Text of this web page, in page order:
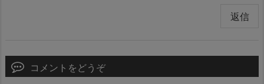
返信
コメントをどうぞ